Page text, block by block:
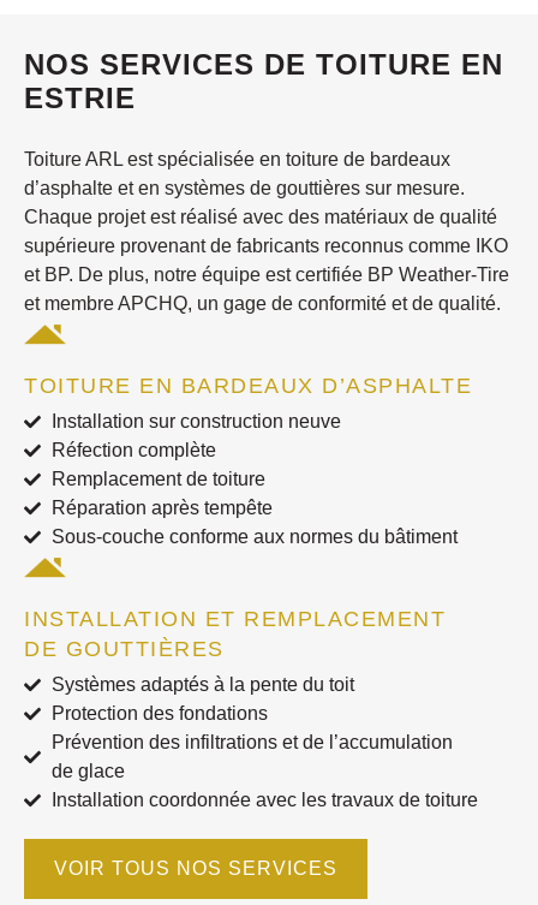
NOS SERVICES DE TOITURE EN
ESTRIE
Toiture ARL est spécialisée en toiture de bardeaux
d’asphalte et en systèmes de gouttières sur mesure.
Chaque projet est réalisé avec des matériaux de qualité
supérieure provenant de fabricants reconnus comme IKO
et BP. De plus, notre équipe est certifiée BP Weather-Tire
et membre APCHQ, un gage de conformité et de qualité.
TOITURE EN BARDEAUX D’ASPHALTE
Installation sur construction neuve
Réfection complète
Remplacement de toiture
Réparation après tempête
Sous-couche conforme aux normes du bâtiment
INSTALLATION ET REMPLACEMENT
DE GOUTTIÈRES
Systèmes adaptés à la pente du toit
Protection des fondations
Prévention des infiltrations et de l’accumulation
de glace
Installation coordonnée avec les travaux de toiture
VOIR TOUS NOS SERVICES